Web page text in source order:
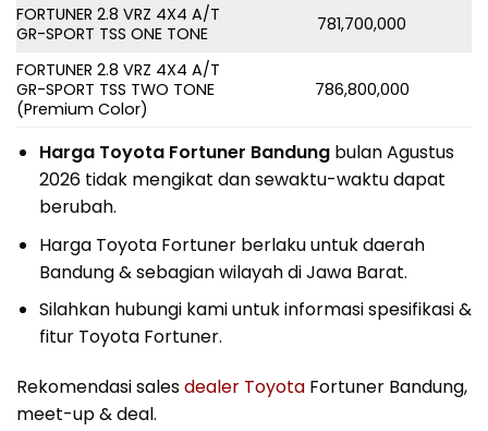
FORTUNER 2.8 VRZ 4X4 A/T
GR-SPORT TSS ONE TONE
781,700,000
FORTUNER 2.8 VRZ 4X4 A/T
GR-SPORT TSS TWO TONE
(Premium Color)
786,800,000
Harga Toyota Fortuner Bandung bulan Agustus
2026 tidak mengikat dan sewaktu-waktu dapat
berubah.
Harga Toyota Fortuner berlaku untuk daerah
Bandung & sebagian wilayah di Jawa Barat.
Silahkan hubungi kami untuk informasi spesifikasi &
fitur Toyota Fortuner.
Rekomendasi salesdealer Toyota Fortuner Bandung,
meet-up & deal.